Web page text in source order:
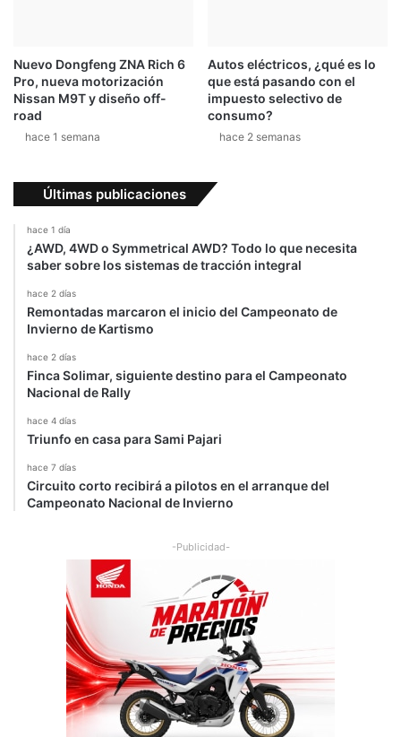
Nuevo Dongfeng ZNA Rich 6
Pro, nueva motorización
Nissan M9T y diseño off-
road
hace 1 semana
Autos eléctricos, ¿qué es lo
que está pasando con el
impuesto selectivo de
consumo?
hace 2 semanas
Últimas publicaciones
hace 1 día
¿AWD, 4WD o Symmetrical AWD? Todo lo que necesita
saber sobre los sistemas de tracción integral
hace 2 días
Remontadas marcaron el inicio del Campeonato de
Invierno de Kartismo
hace 2 días
Finca Solimar, siguiente destino para el Campeonato
Nacional de Rally
hace 4 días
Triunfo en casa para Sami Pajari
hace 7 días
Circuito corto recibirá a pilotos en el arranque del
Campeonato Nacional de Invierno
-Publicidad-